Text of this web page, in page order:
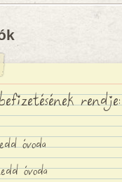
rendje:
óvoda
óvoda